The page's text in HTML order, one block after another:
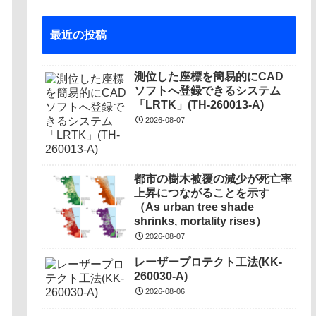
最近の投稿
測位した座標を簡易的にCAD
ソフトへ登録できるシステム
「LRTK」(TH-260013-A)
2026-08-07
都市の樹木被覆の減少が死亡率
上昇につながることを示す
（As urban tree shade
shrinks, mortality rises）
2026-08-07
レーザープロテクト⼯法(KK-
260030-A)
2026-08-06